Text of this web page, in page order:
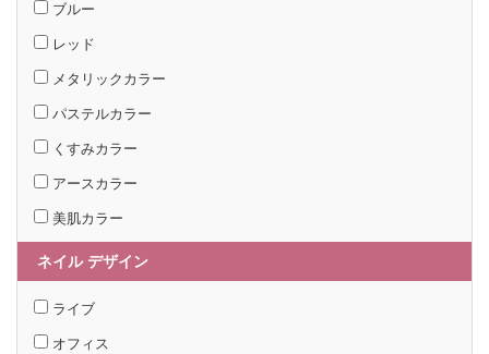
ブルー
レッド
メタリックカラー
パステルカラー
くすみカラー
アースカラー
美肌カラー
ネイル デザイン
ライブ
オフィス